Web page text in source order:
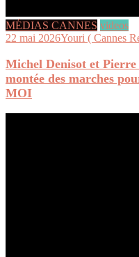
MÉDIAS CANNES videos
22 mai 2026Youri ( Cannes
Michel Denisot et
montée des marches
MOI